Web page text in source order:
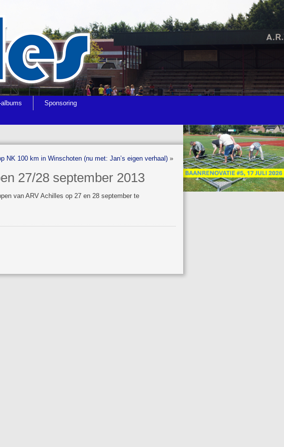
albums
Sponsoring
NK 100 km in Winschoten (nu met: Jan’s eigen verhaal)»
27/28 september 2013
van ARV Achilles op 27 en 28 september te